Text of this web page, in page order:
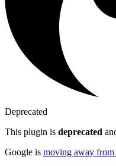
Deprecated
This plugin is deprecated
Google is moving away